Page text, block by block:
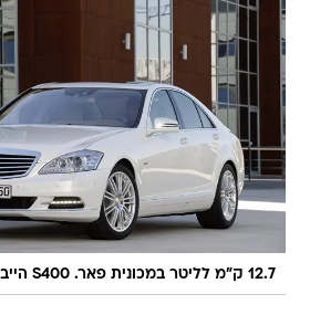
12.7 ק"מ לליטר במכונית פאר. S400 הייבריד